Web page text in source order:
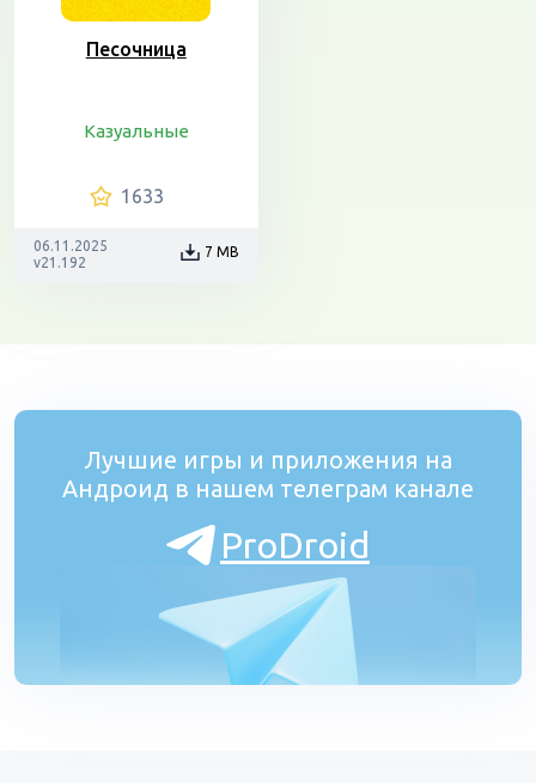
Песочница
Казуальные
1633
06.11.2025
v21.192
7 MB
Лучшие игры и приложения на
Андроид в нашем телеграм канале
ProDroid